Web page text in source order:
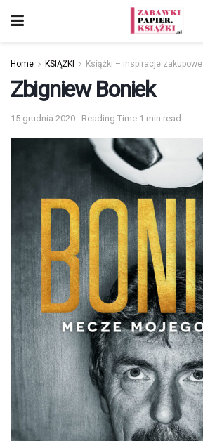
Home KSIĄŻKI Książki – inspiracje zakupowe
Zbigniew Boniek
15 grudnia 2020 Reading Time:1 min read